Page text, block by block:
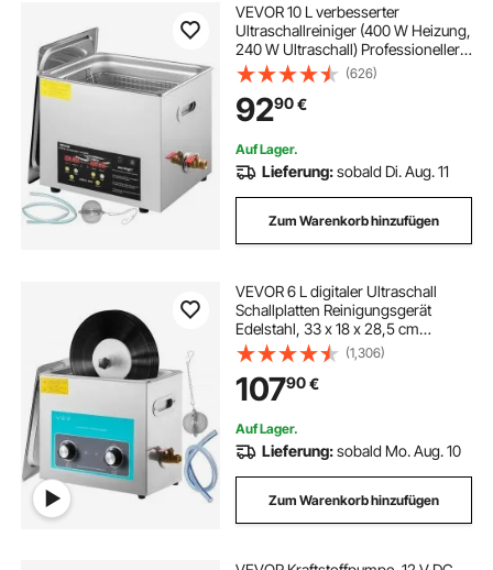
VEVOR 10 L verbesserter
Ultraschallreiniger (400 W Heizung,
240 W Ultraschall) Professioneller
digitaler Labor-Ultraschallreiniger
mit Heizungstimer für die Reinigung
von Teilen und Instrumenten
(626)
9290€
Auf Lager.
Lieferung:sobald Di. Aug. 11
Zum Warenkorb hinzufügen
VEVOR 6 L digitaler Ultraschall
Schallplatten Reinigungsgerät
Edelstahl, 33 x 18 x 28,5 cm
Ultraschallreinigungsgerät
Ultraschallreiniger Ultraschallgerät
Heizung Digital Brille Uhren
Schmuck
(1,306)
10790€
Auf Lager.
Lieferung:sobald Mo. Aug. 10
Zum Warenkorb hinzufügen